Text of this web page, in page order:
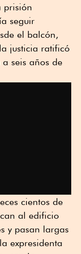
prisión
seguir
el balcón,
justicia ratificó
seis años de
cientos de
al edificio
y pasan largas
expresidenta